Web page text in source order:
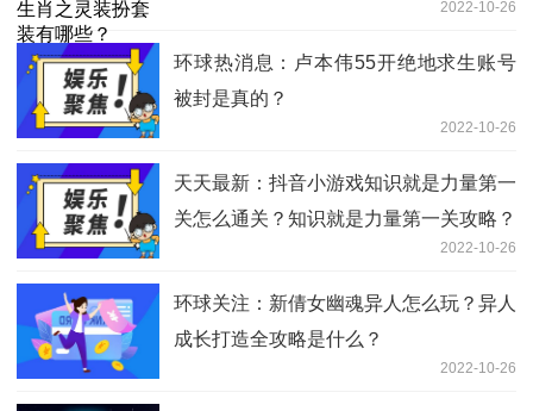
2022-10-26
环球热消息：卢本伟55开绝地求生账号
被封是真的？
2022-10-26
天天最新：抖音小游戏知识就是力量第一
关怎么通关？知识就是力量第一关攻略？
2022-10-26
环球关注：新倩女幽魂异人怎么玩？异人
成长打造全攻略是什么？
2022-10-26